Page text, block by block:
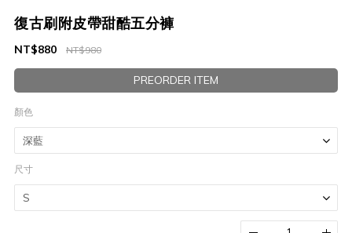
復古刷附皮帶甜酷五分褲
NT$980
NT$880
PREORDER ITEM
顏色
尺寸